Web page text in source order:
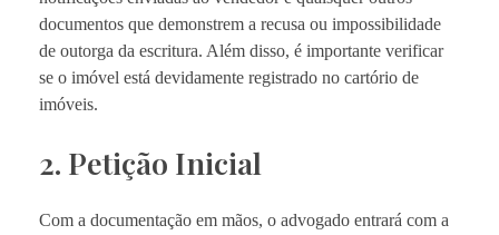
documentos que demonstrem a recusa ou impossibilidade
de outorga da escritura. Além disso, é importante verificar
se o imóvel está devidamente registrado no cartório de
imóveis.
2. Petição Inicial
Com a documentação em mãos, o advogado entrará com a